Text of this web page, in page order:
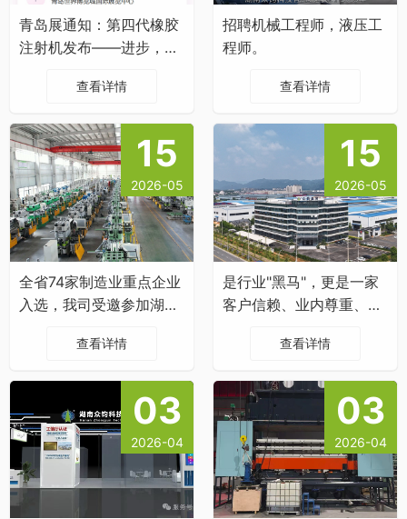
青岛展通知：第四代橡胶
注射机发布——进步，为
查看详情
招聘机械工程师，液压工
程师。
查看详情
15
2026-05
全省74家制造业重点企业
入选，我司受邀参加湖南
产需对接活动
查看详情
15
2026-05
是行业"黑马"，更是一家
客户信赖、业内尊重、绿
查看详情
03
2026-04
03
2026-04